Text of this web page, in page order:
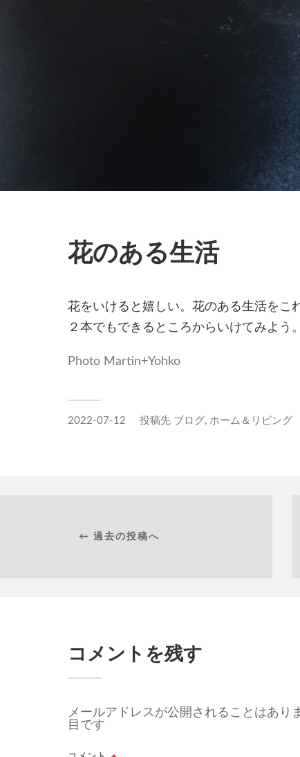
花のある生活
花をいけると嬉しい。花のある生活をこ
２本でもできるところからいけてみよう。
Photo Martin+Yohko
2022-07-12 投稿先 ブログ, ホーム＆リビング
← 過去の投稿へ
コメントを残す
メールアドレスが公開されることはあり
目です